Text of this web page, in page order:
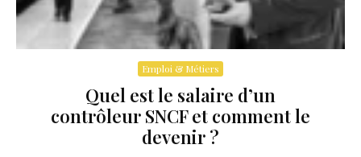
Emploi & Métiers
Quel est le salaire d’un
contrôleur SNCF et comment le
devenir ?